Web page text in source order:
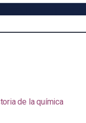
de la química